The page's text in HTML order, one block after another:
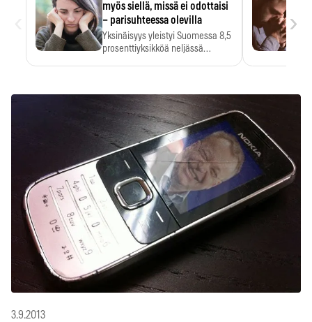
myös siellä, missä ei odottaisi
– parisuhteessa olevilla
Yksinäisyys yleistyi Suomessa 8,5
prosenttiyksikköä neljässä
›
3.9.2013